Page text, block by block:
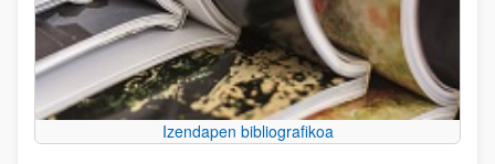
Izendapen bibliografikoa